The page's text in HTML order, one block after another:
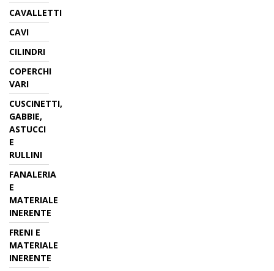
CAVALLETTI
CAVI
CILINDRI
COPERCHI
VARI
CUSCINETTI,
GABBIE,
ASTUCCI
E
RULLINI
FANALERIA
E
MATERIALE
INERENTE
FRENI E
MATERIALE
INERENTE